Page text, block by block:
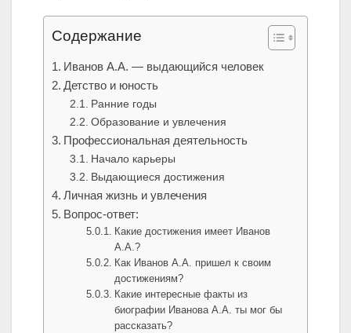
Содержание
Иванов А.А. — выдающийся человек
Детство и юность
Ранние годы
Образование и увлечения
Профессиональная деятельность
Начало карьеры
Выдающиеся достижения
Личная жизнь и увлечения
Вопрос-ответ:
Какие достижения имеет Иванов
А.А.?
Как Иванов А.А. пришел к своим
достижениям?
Какие интересные факты из
биографии Иванова А.А. ты мог бы
рассказать?